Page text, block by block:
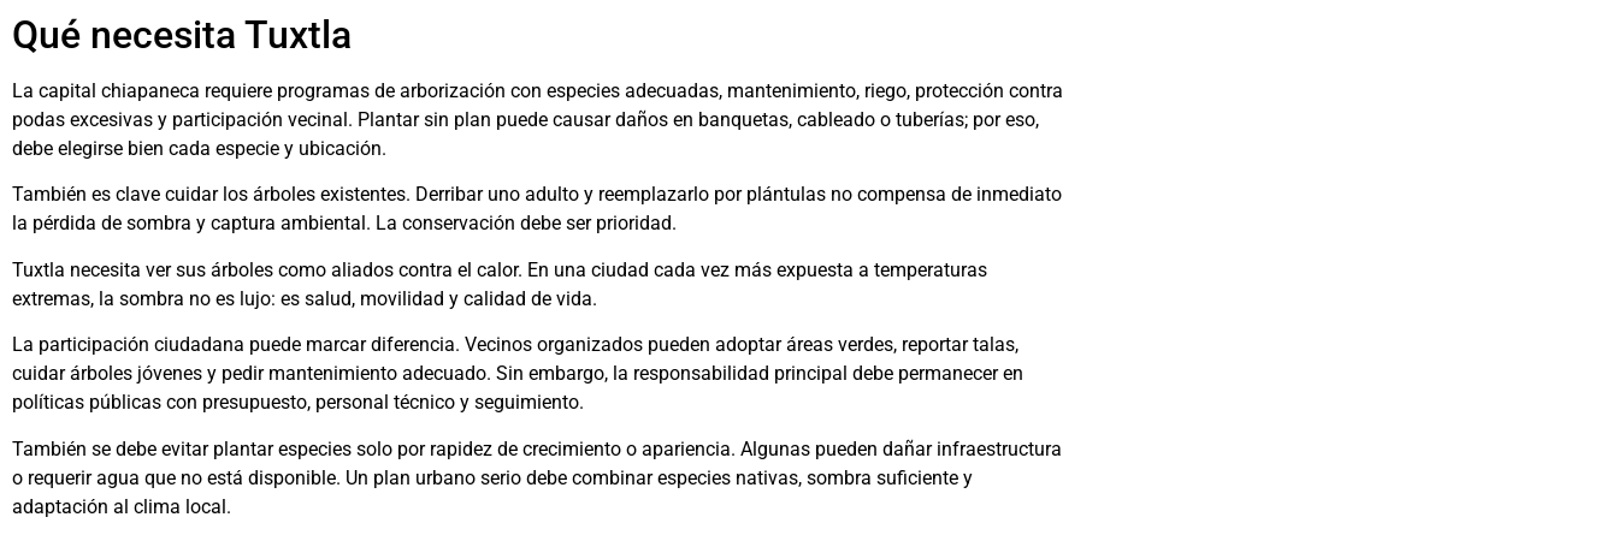
Qué necesita Tuxtla
La capital chiapaneca requiere programas de arborización con especies adecuadas, mantenimiento, riego, protección contra
podas excesivas y participación vecinal. Plantar sin plan puede causar daños en banquetas, cableado o tuberías; por eso,
debe elegirse bien cada especie y ubicación.
También es clave cuidar los árboles existentes. Derribar uno adulto y reemplazarlo por plántulas no compensa de inmediato
la pérdida de sombra y captura ambiental. La conservación debe ser prioridad.
Tuxtla necesita ver sus árboles como aliados contra el calor. En una ciudad cada vez más expuesta a temperaturas
extremas, la sombra no es lujo: es salud, movilidad y calidad de vida.
La participación ciudadana puede marcar diferencia. Vecinos organizados pueden adoptar áreas verdes, reportar talas,
cuidar árboles jóvenes y pedir mantenimiento adecuado. Sin embargo, la responsabilidad principal debe permanecer en
políticas públicas con presupuesto, personal técnico y seguimiento.
También se debe evitar plantar especies solo por rapidez de crecimiento o apariencia. Algunas pueden dañar infraestructura
o requerir agua que no está disponible. Un plan urbano serio debe combinar especies nativas, sombra suficiente y
adaptación al clima local.